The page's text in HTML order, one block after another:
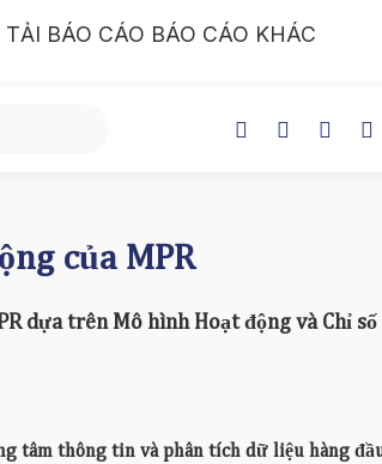
TẢI BÁO CÁO BÁO CÁO KHÁC